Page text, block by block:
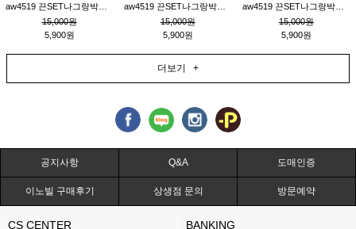
15,000원
5,900원
15,000원
5,900원
15,000원
5,900원
더보기 +
공지사항 Q&A 도매인증
이노빌 구매후기 상생점 문의 방문예약
CS CENTER BANKING